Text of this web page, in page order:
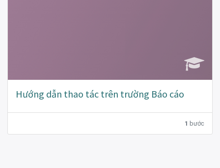
Hướng dẫn thao tác trên trường Báo cáo
1 bước